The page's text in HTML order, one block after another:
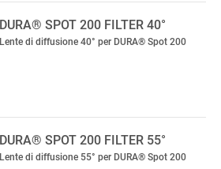
DURA® SPOT 200 FILTER 40°
Lente di diffusione 40° per DURA® Spot 200
DURA® SPOT 200 FILTER 55°
Lente di diffusione 55° per DURA® Spot 200